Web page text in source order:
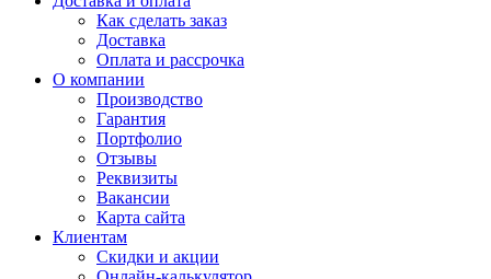
Как сделать заказ
Доставка
Оплата и рассрочка
О компании
Производство
Гарантия
Портфолио
Отзывы
Реквизиты
Вакансии
Карта сайта
Клиентам
Скидки и акции